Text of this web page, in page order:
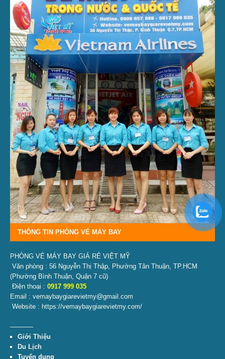
THÔNG TIN PHÒNG VÉ MÁY BAY
PHÒNG VÉ MÁY BAY GIÁ RẺ VIỆT MỸ
Văn phòng : 56 Nguyễn Thị Thập, Phường Tân Thuận, TP.HCM
(Phường Bình Thuận, Quận 7 cũ)
Điện thoại : 0917 999 035
Email : vemaybaygiarevietmy@gmail.com
Website : https://vemaybaygiarevietmy.com/
———–
Giới Thiệu
Du Lịch
Tuyển dụng